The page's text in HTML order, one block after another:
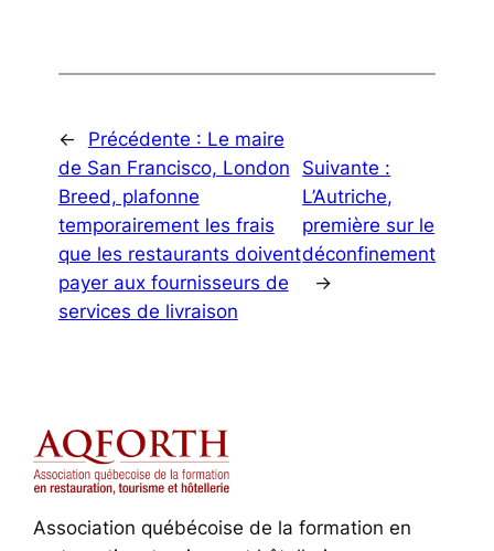
← Précédente : Le maire
de San Francisco, London
Breed, plafonne
temporairement les frais
que les restaurants doivent
payer aux fournisseurs de
services de livraison
Suivante :
L’Autriche,
première sur le
déconfinement
→
Association québécoise de la formation en